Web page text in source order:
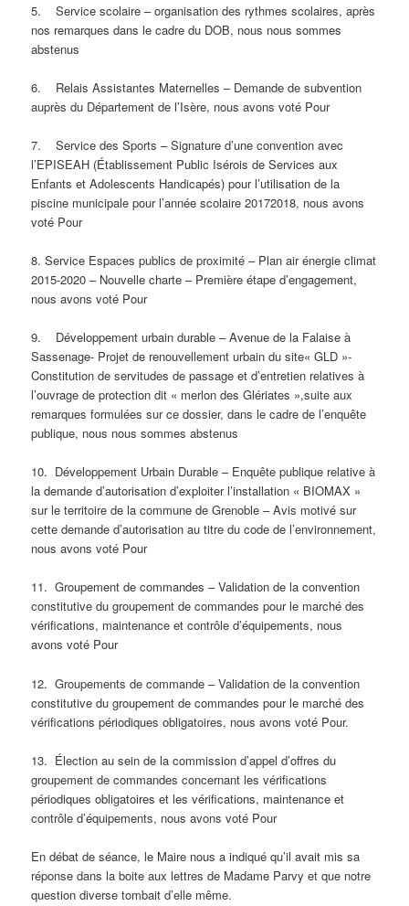
5. Service scolaire – organisation des rythmes scolaires, après
nos remarques dans le cadre du DOB, nous nous sommes
abstenus
6. Relais Assistantes Maternelles – Demande de subvention
auprès du Département de l’Isère, nous avons voté Pour
7. Service des Sports – Signature d’une convention avec
l’EPISEAH (Établissement Public Isérois de Services aux
Enfants et Adolescents Handicapés) pour l’utilisation de la
piscine municipale pour l’année scolaire 2017­2018, nous avons
voté Pour
8. Service Espaces publics de proximité – Plan air énergie climat
2015-2020 – Nouvelle charte – Première étape d’engagement,
nous avons voté Pour
9. Développement urbain durable – Avenue de la Falaise à
Sassenage- Projet de renouvellement urbain du site« GLD »-
Constitution de servitudes de passage et d’entretien relatives à
l’ouvrage de protection dit « merlon des Glériates »,suite aux
remarques formulées sur ce dossier, dans le cadre de l’enquête
publique, nous nous sommes abstenus
10. Développement Urbain Durable – Enquête publique relative à
la demande d’autorisation d’exploiter l’installation « BIOMAX »
sur le territoire de la commune de Grenoble – Avis motivé sur
cette demande d’autorisation au titre du code de l’environnement,
nous avons voté Pour
11. Groupement de commandes – Validation de la convention
constitutive du groupement de commandes pour le marché des
vérifications, maintenance et contrôle d’équipements, nous
avons voté Pour
12. Groupements de commande – Validation de la convention
constitutive du groupement de commandes pour le marché des
vérifications périodiques obligatoires, nous avons voté Pour.
13. Élection au sein de la commission d’appel d’offres du
groupement de commandes concernant les vérifications
périodiques obligatoires et les vérifications, maintenance et
contrôle d’équipements, nous avons voté Pour
En débat de séance, le Maire nous a indiqué qu’il avait mis sa
réponse dans la boite aux lettres de Madame Parvy et que notre
question diverse tombait d’elle même.